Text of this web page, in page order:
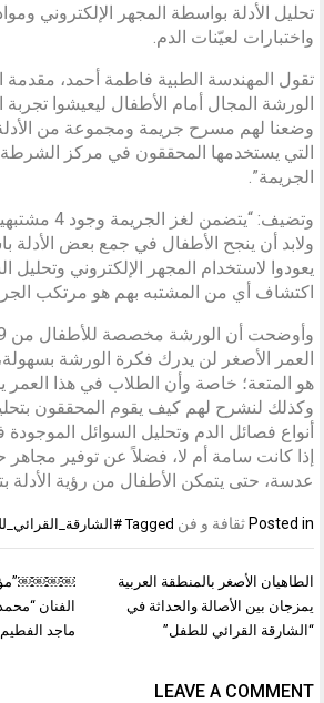
تحليل الأدلة بواسطة المجهر الإلكتروني
واختبارات لعيّنات الدم.
تقول المهندسة الطبية فاطمة أحمد، مقدمة
الورشة المجال أمام الأطفال ليعيشوا
وضعنا لهم مسرح جريمة ومجموعة من
التي يستخدمها المحققون في مركز
الجريمة”.
وتضيف: “يتضمن
ولابد أن ينجح الأطفال في جمع بعض الأدلة
يعودوا لاستخدام المجهر الإلكتروني وتحليل
اكتشاف أي من المشتبه بهم هو مرتكب
العمر الأصغر لن يدرك فكرة الورشة
هو المتعة؛ خاصة وأن الطلاب في هذا العمر
وكذلك لنشرح لهم كيف يقوم المحققون
أنواع فصائل الدم وتحليل السوائل
إذا كانت سامة أم لا، فضلاً عن توفير مجاهر
عدسة، حتى يتمكن الأطفال من رؤية الأدلة
Posted in ثقافة و فن Tagged
تصفّح
المقالات
الفنان
ماجد
الطاهيان الأصغر بالمنطقة العربية
يمزجان بين الأصالة والحداثة في
“الشارقة القرائي للطفل”
LEAVE A COMMENT